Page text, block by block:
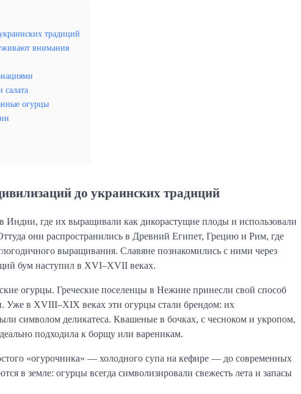
традиций
внимания
салата
огурцы
до украинских традиций
Индии, где их выращивали как дикорастущие плоды и использовали
они распространились в Древний Египет, Грецию и Рим, где
выращивания. Славяне познакомились с ними через
бум наступил в XVI–XVII веках.
огурцы. Греческие поселенцы в Нежине принесли свой способ
Уже в XVIII–XIX веках эти огурцы стали брендом: их
символом деликатеса. Квашеные в бочках, с чесноком и укропом,
подходила к борщу или вареникам.
«огурочника» — холодного супа на кефире — до современных
в земле: огурцы всегда символизировали свежесть лета и запасы